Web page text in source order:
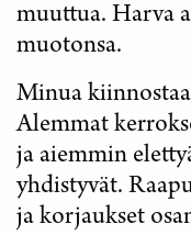
muuttua. Harva
muotonsa.
Minua
Alemmat
ja aiemmin
yhdistyvät.
ja korjaukset